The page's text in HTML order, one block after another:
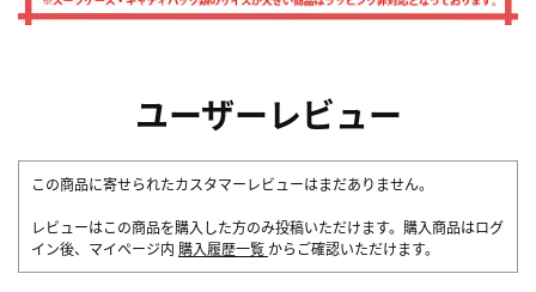
ユーザーレビュー
この商品に寄せられたカスタマーレビューはまだありません。
レビューはこの商品を購入した方のみ投稿いただけます。購入商品はログ
イン後、マイページ内 購入履歴一覧 からご確認いただけます。